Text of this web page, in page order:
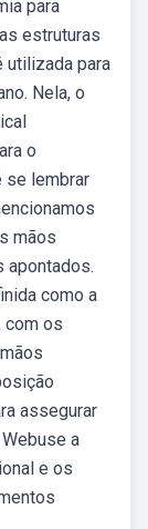
para
estruturas
utilizada para
Nela, o
o
se lembrar
mãos
apontados.
como a
com os
assegurar
a
e os